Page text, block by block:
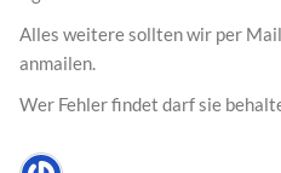
Alles weitere sollten wir per
anmailen.
Wer Fehler findet darf sie